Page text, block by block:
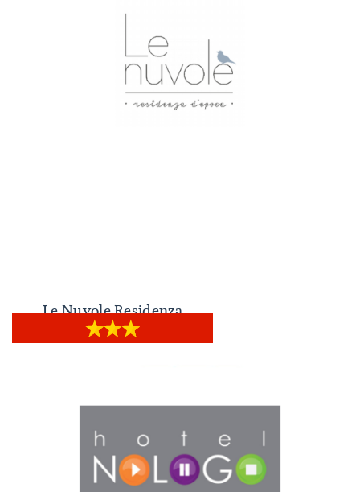
Le Nuvole Residenza
D’Epoca
Le Nuvole Residenza D’Epoca